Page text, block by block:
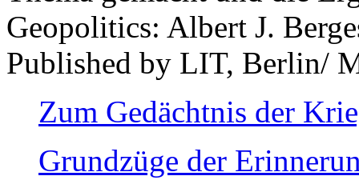
Geopolitics: Albert J.
Published by LIT, Berlin/
Zum Gedächtnis der
Grundzüge der